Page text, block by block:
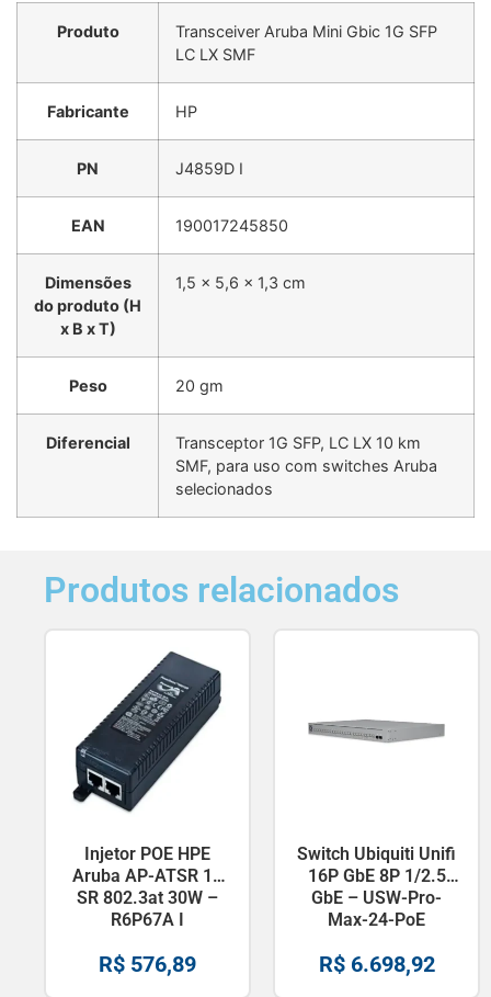
Produto
Transceiver Aruba Mini Gbic 1G SFP
LC LX SMF
Fabricante HP
PN J4859D I
EAN 190017245850
Dimensões
do produto (H
x B x T)
1,5 x 5,6 x 1,3 cm
Peso 20 gm
Diferencial
Transceptor 1G SFP, LC LX 10 km
SMF, para uso com switches Aruba
selecionados
Produtos relacionados
Injetor POE HPE
Aruba AP-ATSR 1P
SR 802.3at 30W –
R6P67A I
R$ 576,89
Switch Ubiquiti Unifi
16P GbE 8P 1/2.5
GbE – USW-Pro-
Max-24-PoE
R$6.698,92